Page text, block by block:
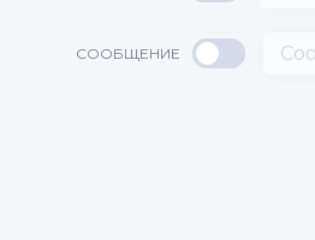
СООБЩЕНИЕ